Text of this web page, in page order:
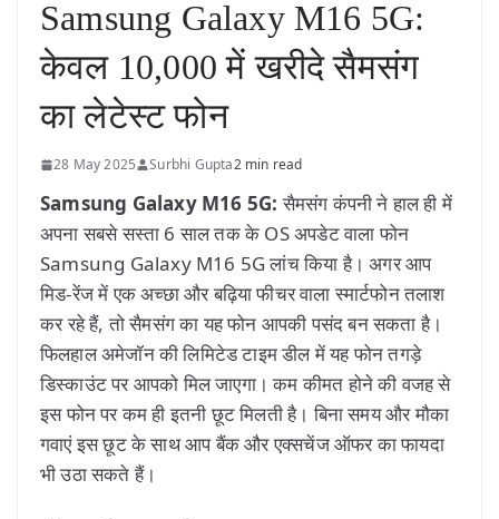
Samsung Galaxy M16 5G:
केवल 10,000 में खरीदे सैमसंग
का लेटेस्ट फोन
28 May 2025 Surbhi Gupta2 min read
Samsung Galaxy M16 5G:सैमसंग कंपनी ने हाल ही में
अपना सबसे सस्ता 6 साल तक के OS अपडेट वाला फोन
Samsung Galaxy M16 5G लांच किया है। अगर आप
मिड-रेंज में एक अच्छा और बढ़िया फीचर वाला स्मार्टफोन तलाश
कर रहे हैं, तो सैमसंग का यह फोन आपकी पसंद बन सकता है।
फिलहाल अमेजॉन की लिमिटेड टाइम डील में यह फोन तगड़े
डिस्काउंट पर आपको मिल जाएगा। कम कीमत होने की वजह से
इस फोन पर कम ही इतनी छूट मिलती है। बिना समय और मौका
गवाएं इस छूट के साथ आप बैंक और एक्सचेंज ऑफर का फायदा
भी उठा सकते हैं।